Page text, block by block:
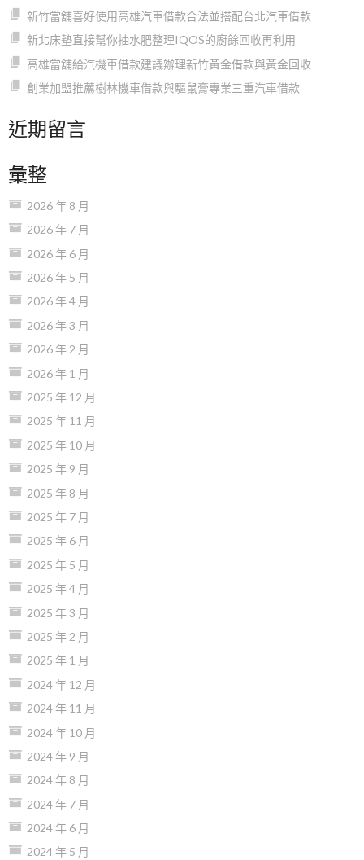
新竹當舖喜好使用高雄汽車借款合法並搭配台北汽車借款
新北床墊直接幫你抽水肥整理IQOS的廚餘回收再利用
高雄當舖給汽機車借款建議辦理新竹黃金借款與黃金回收
創業加盟推薦樹林機車借款與驅鼠膏專業三重汽車借款
近期留言
彙整
2026 年 8 月
2026 年 7 月
2026 年 6 月
2026 年 5 月
2026 年 4 月
2026 年 3 月
2026 年 2 月
2026 年 1 月
2025 年 12 月
2025 年 11 月
2025 年 10 月
2025 年 9 月
2025 年 8 月
2025 年 7 月
2025 年 6 月
2025 年 5 月
2025 年 4 月
2025 年 3 月
2025 年 2 月
2025 年 1 月
2024 年 12 月
2024 年 11 月
2024 年 10 月
2024 年 9 月
2024 年 8 月
2024 年 7 月
2024 年 6 月
2024 年 5 月